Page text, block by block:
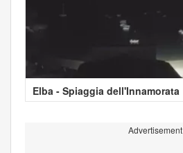
Elba - Spiaggia dell'Innamorata
Advertisement